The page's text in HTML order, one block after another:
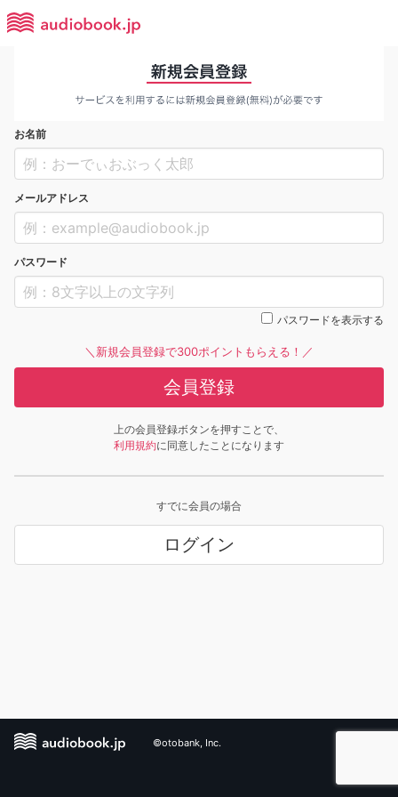
お名前
メールアドレス
パスワード
パスワードを表示する
＼新規会員登録で300ポイントもらえる！／
会員登録
上の会員登録ボタンを押すことで、
利用規約に同意したことになります
すでに会員の場合
ログイン
©otobank, Inc.